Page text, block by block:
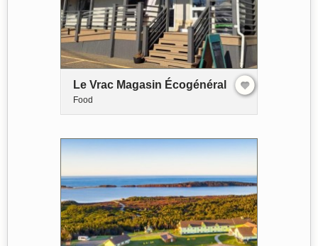
Le Vrac Magasin Écogénéral
Food